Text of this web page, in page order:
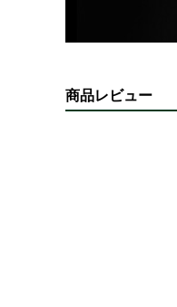
商品レビュー